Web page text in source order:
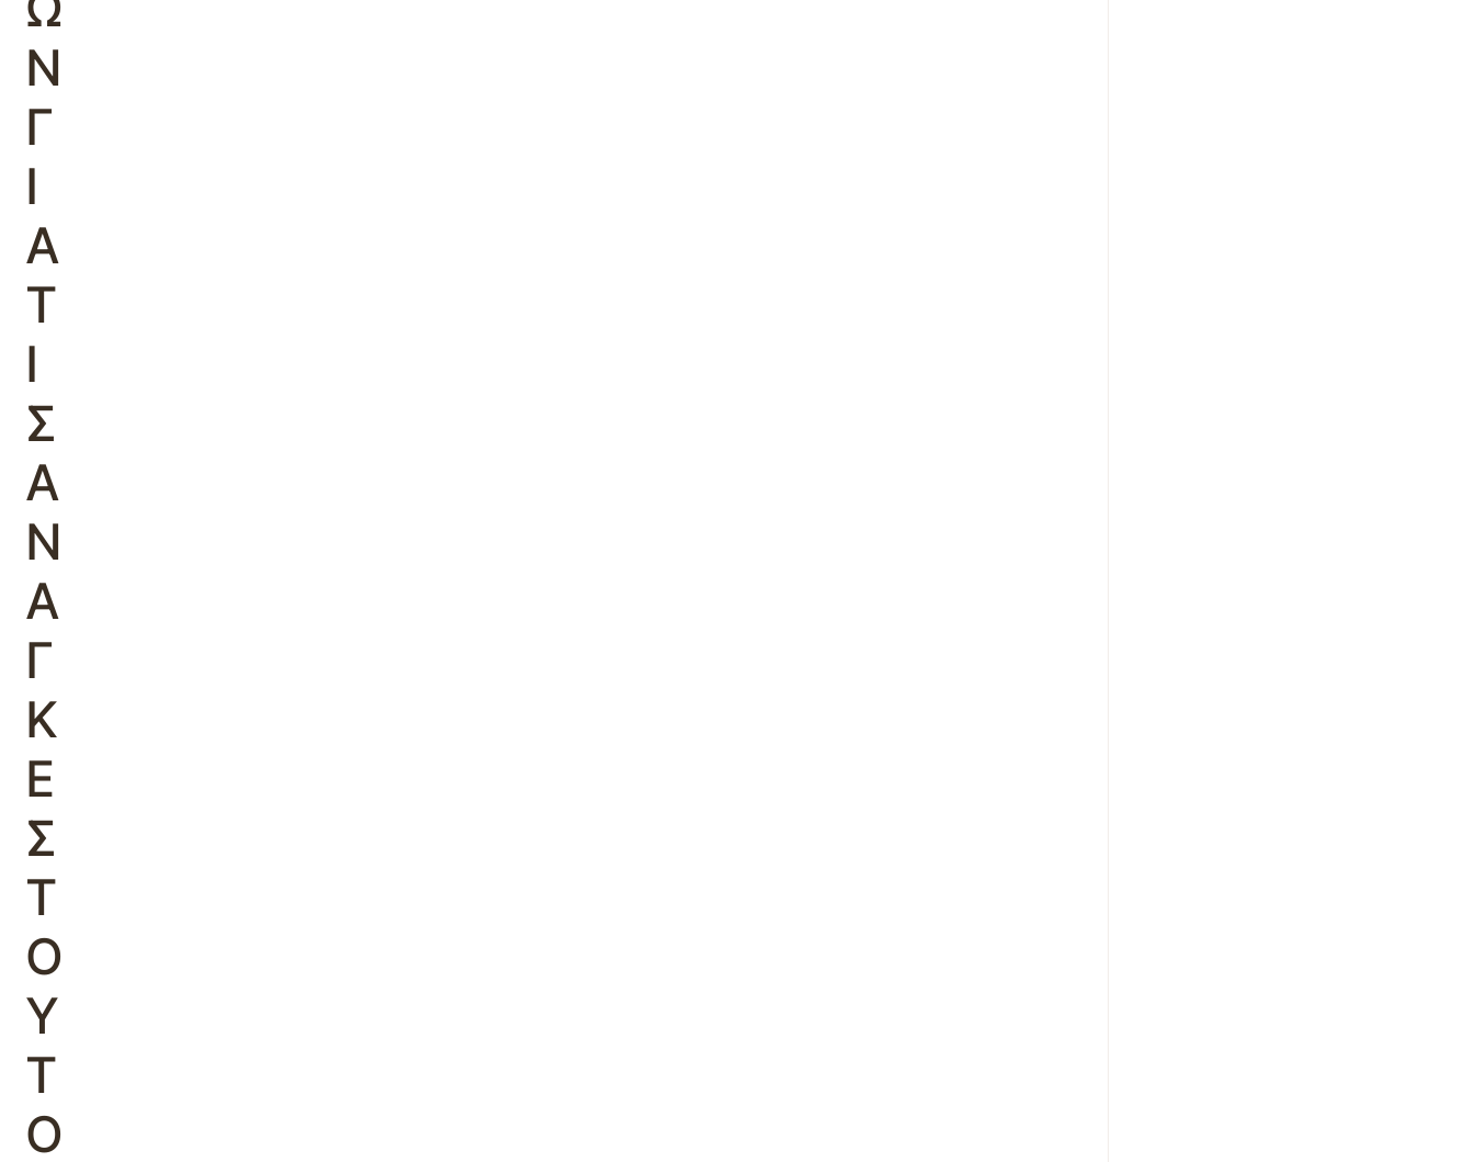
Ν
Γ
Ι
Α
Τ
Ι
Σ
Α
Ν
Α
Γ
Κ
Ε
Σ
Τ
Ο
Υ
Τ
Ο